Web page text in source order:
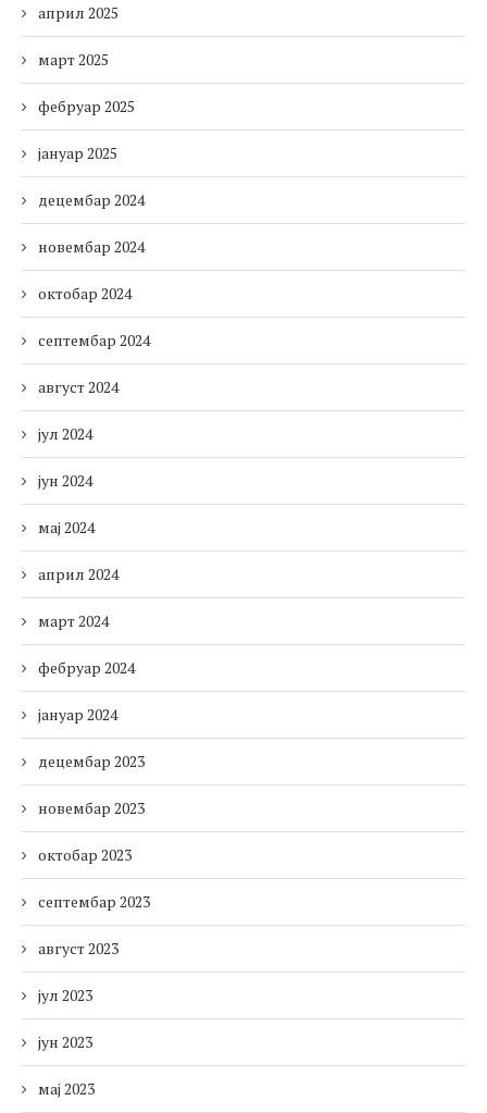
април 2025
март 2025
фебруар 2025
јануар 2025
децембар 2024
новембар 2024
октобар 2024
септембар 2024
август 2024
јул 2024
јун 2024
мај 2024
април 2024
март 2024
фебруар 2024
јануар 2024
децембар 2023
новембар 2023
октобар 2023
септембар 2023
август 2023
јул 2023
јун 2023
мај 2023